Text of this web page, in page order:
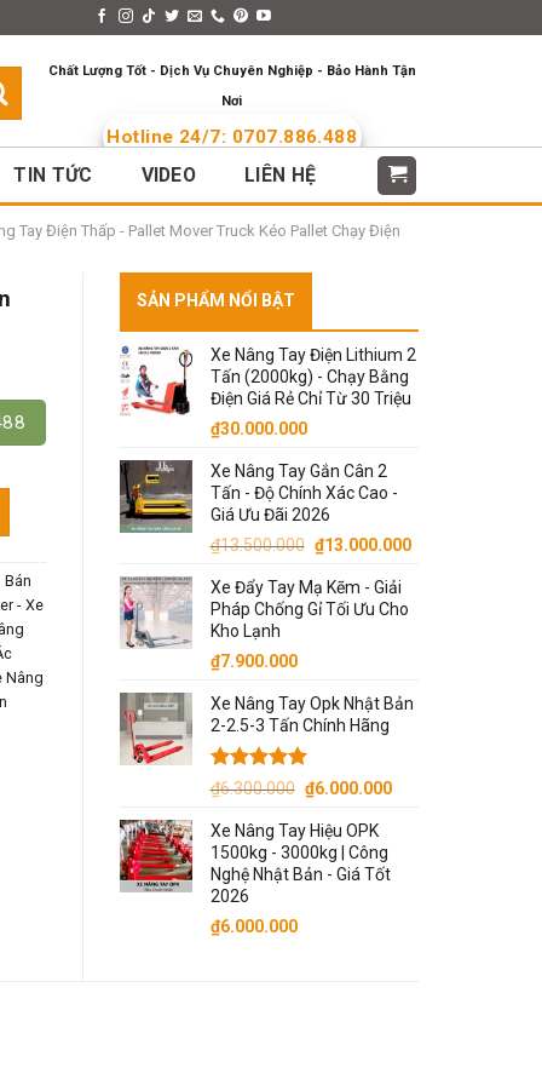
Chất Lượng Tốt - Dịch Vụ Chuyên Nghiệp - Bảo Hành Tận
Nơi
Hotline 24/7: 0707.886.488
TIN TỨC VIDEO LIÊN HỆ
Tay Điện Thấp - Pallet Mover Truck Kéo Pallet Chạy Điện
Stop] số lượng
Bán
- Xe
Nâng
SẢN PHẨM NỔI BẬT
Xe Nâng Tay Điện Lithium 2
Tấn (2000kg) - Chạy Bằng
Điện Giá Rẻ Chỉ Từ 30 Triệu
₫30.000.000
Xe Nâng Tay Gắn Cân 2
Tấn - Độ Chính Xác Cao -
Giá Ưu Đãi 2026
₫13.500.000 Giá
là:
₫13.500.000.
₫13.000.000Giá
Xe Đẩy Tay Mạ Kẽm - Giải
Pháp Chống Gỉ Tối Ưu Cho
Kho Lạnh
₫7.900.000
Xe Nâng Tay Opk Nhật Bản
2-2.5-3 Tấn Chính Hãng
Được xếp
5 sao
₫6.300.000 Giá
là:
₫6.300.000.
₫6.000.000Giá
₫6.000.000.
Xe Nâng Tay Hiệu OPK
1500kg - 3000kg | Công
Nghệ Nhật Bản - Giá Tốt
2026
₫6.000.000